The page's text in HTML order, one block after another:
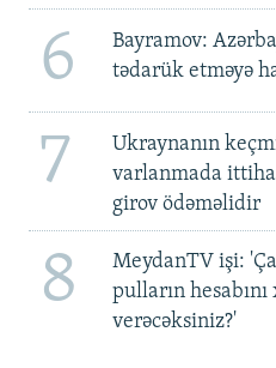
6
Bayramov:
tədarük etməyə
7
Ukraynanın
varlanmada
girov ödəməlidir
8
MeydanTV işi:
pulların
verəcəksiniz?'